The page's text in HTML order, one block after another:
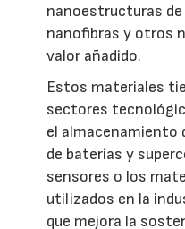
nanoestructuras
nanofibras y otros
valor añadido.
Estos materiales
sectores
el almacenamiento
de baterías y
sensores o los
utilizados en la
que mejora la